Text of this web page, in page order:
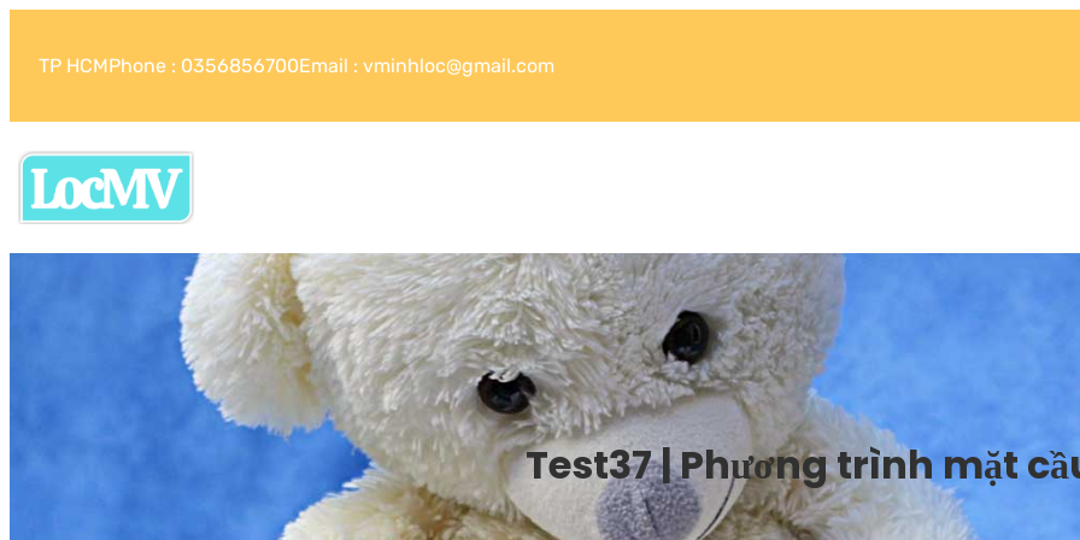
TP HCMPhone : 0356856700Email : vminhloc@gmail.com
Test37 | Phương trình mặt